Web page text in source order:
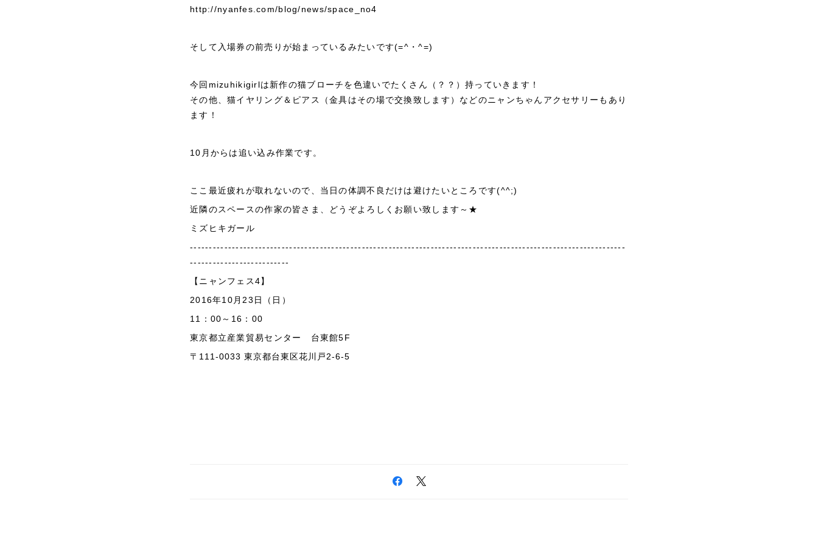
http://nyanfes.com/blog/news/space_no4
そして入場券の前売りが始まっているみたいです(=^・^=)
今回mizuhikigirlは新作の猫ブローチを色違いでたくさん（？？）持っていきます！
その他、猫イヤリング＆ピアス（金具はその場で交換致します）などのニャンちゃんアクセサリーもあり
ます！
10月からは追い込み作業です。
ここ最近疲れが取れないので、当日の体調不良だけは避けたいところです(^^;)
近隣のスペースの作家の皆さま、どうぞよろしくお願い致します～★
ミズヒキガール
------------------------------------------------------------------------------------------------------------------
--------------------------
【ニャンフェス4】
2016年10月23日（日）
11：00～16：00
東京都立産業貿易センター 台東館5F
〒111-0033 東京都台東区花川戸2-6-5